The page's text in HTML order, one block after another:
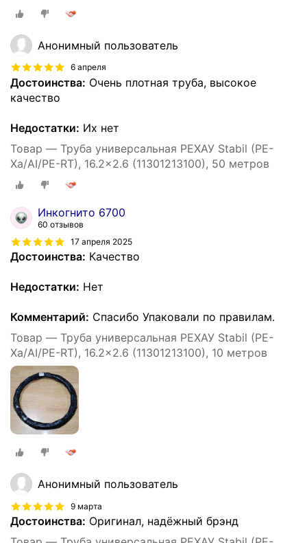
Анонимный пользователь
6 апреля
Достоинства: Очень плотная труба, высокое
качество
Недостатки: Их нет
Товар — Труба универсальная РЕХАУ Stabil (PE-
Xa/AI/PE-RT), 16.2x2.6 (11301213100), 50 метров
Инкогнито 6700
60 отзывов
17 апреля 2025
Достоинства: Качество
Недостатки: Нет
Комментарий: Спасибо Упаковали по правилам.
Товар — Труба универсальная РЕХАУ Stabil (PE-
Xa/AI/PE-RT), 16.2x2.6 (11301213100), 10 метров
Анонимный пользователь
9 марта
Достоинства: Оригинал, надёжный брэнд